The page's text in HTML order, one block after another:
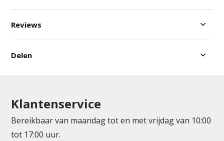
Reviews
Delen
Klantenservice
Bereikbaar van maandag tot en met vrijdag van 10:00
tot 17:00 uur.